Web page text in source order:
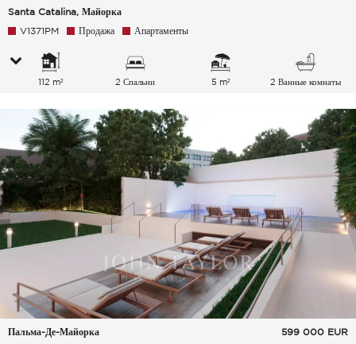
Santa Catalina, Майорка
V1371PM Продажа Апартаменты
112 m² 2 Спальни 5 m² 2 Ванные комнаты
Пальма-Де-Майорка
599 000 EUR